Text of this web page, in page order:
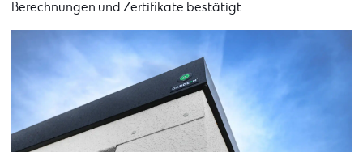
Berechnungen und Zertifikate bestätigt.